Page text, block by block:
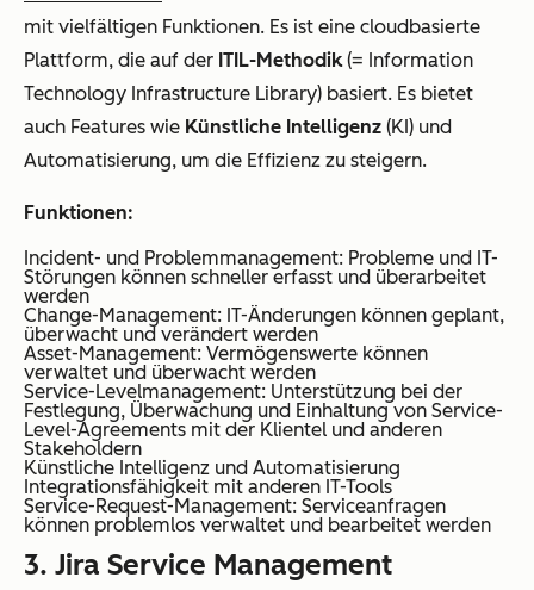
mit vielfältigen Funktionen. Es ist eine cloudbasierte
Plattform, die auf der ITIL-Methodik(= Information
Technology Infrastructure Library) basiert. Es bietet
auch Features wie Künstliche Intelligenz (KI) und
Automatisierung, um die Effizienz zu steigern.
Funktionen:
Incident- und Problemmanagement: Probleme und IT-
Störungen können schneller erfasst und überarbeitet
werden
Change-Management: IT-Änderungen können geplant,
überwacht und verändert werden
Asset-Management: Vermögenswerte können
verwaltet und überwacht werden
Service-Levelmanagement: Unterstützung bei der
Festlegung, Überwachung und Einhaltung von Service-
Level-Agreements mit der Klientel und anderen
Stakeholdern
Künstliche Intelligenz und Automatisierung
Integrationsfähigkeit mit anderen IT-Tools
Service-Request-Management: Serviceanfragen
können problemlos verwaltet und bearbeitet werden
3. Jira Service Management